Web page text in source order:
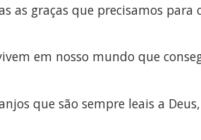
as graças que precisamos
em nosso mundo que
que são sempre leais a